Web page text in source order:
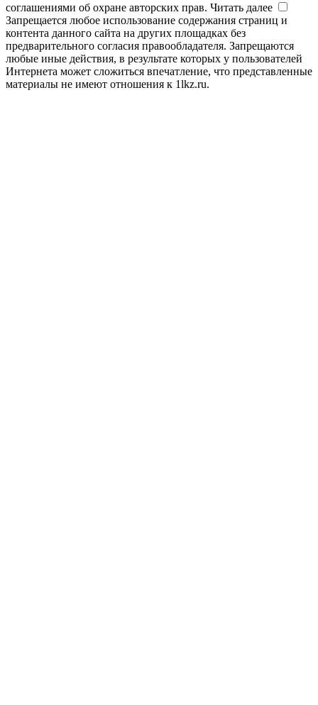
соглашениями об охране авторских прав. Читать далее
Запрещается любое использование содержания страниц и
контента данного сайта на других площадках без
предварительного согласия правообладателя. Запрещаются
любые иные действия, в результате которых у пользователей
Интернета может сложиться впечатление, что представленные
материалы не имеют отношения к 1lkz.ru.